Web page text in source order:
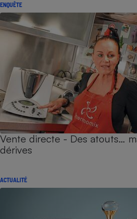
ENQUÊTE
Vente directe - Des atouts…
dérives
ACTUALITÉ